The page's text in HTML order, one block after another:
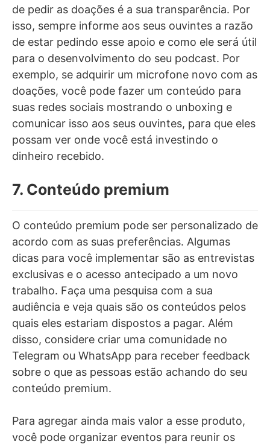
de pedir as doações é a sua transparência. Por
isso, sempre informe aos seus ouvintes a razão
de estar pedindo esse apoio e como ele será útil
para o desenvolvimento do seu podcast. Por
exemplo, se adquirir um microfone novo com as
doações, você pode fazer um conteúdo para
suas redes sociais mostrando o unboxing e
comunicar isso aos seus ouvintes, para que eles
possam ver onde você está investindo o
dinheiro recebido.
7. Conteúdo premium
O conteúdo premium pode ser personalizado de
acordo com as suas preferências. Algumas
dicas para você implementar são as entrevistas
exclusivas e o acesso antecipado a um novo
trabalho. Faça uma pesquisa com a sua
audiência e veja quais são os conteúdos pelos
quais eles estariam dispostos a pagar. Além
disso, considere criar uma comunidade no
Telegram ou WhatsApp para receber feedback
sobre o que as pessoas estão achando do seu
conteúdo premium.
Para agregar ainda mais valor a esse produto,
você pode organizar eventos para reunir os